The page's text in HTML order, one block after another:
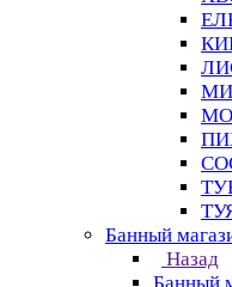
Банный
Назад